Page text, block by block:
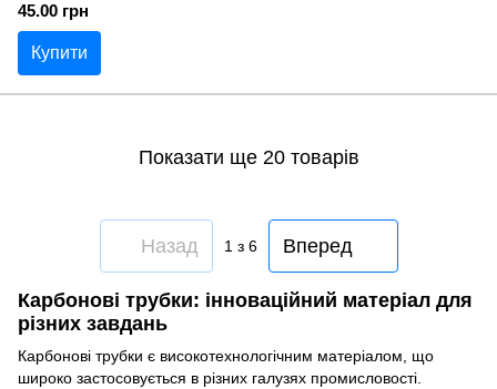
45.00 грн
Купити
Показати ще 20 товарів
Назад 1 з 6 Вперед
Карбонові трубки: інноваційний матеріал для
різних завдань
Карбонові трубки є високотехнологічним матеріалом, що
широко застосовується в різних галузях промисловості.